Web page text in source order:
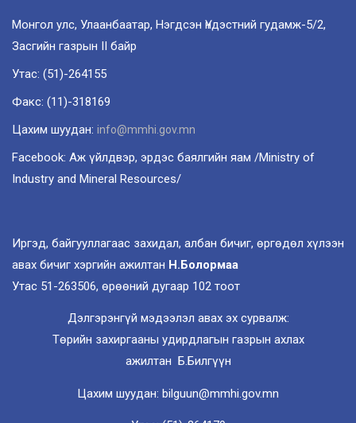
Монгол улс, Улаанбаатар, Нэгдсэн Үндэстний гудамж-5/2,
Засгийн газрын II байр
Утас: (51)-264155
Факс: (11)-318169
Цахим шуудан: info@mmhi.gov.mn
Facebook: Аж үйлдвэр, эрдэс баялгийн яам /Ministry of
Industry and Mineral Resources/
Иргэд, байгууллагаас захидал, албан бичиг, өргөдөл хүлээн
авах бичиг хэргийн ажилтан Н.Болормаа
Утас 51-263506, өрөөний дугаар 102 тоот
Дэлгэрэнгүй мэдээлэл авах эх сурвалж:
Төрийн захиргааны удирдлагын газрын ахлах
ажилтан Б.Билгүүн
Цахим шуудан: bilguun@mmhi.gov.mn